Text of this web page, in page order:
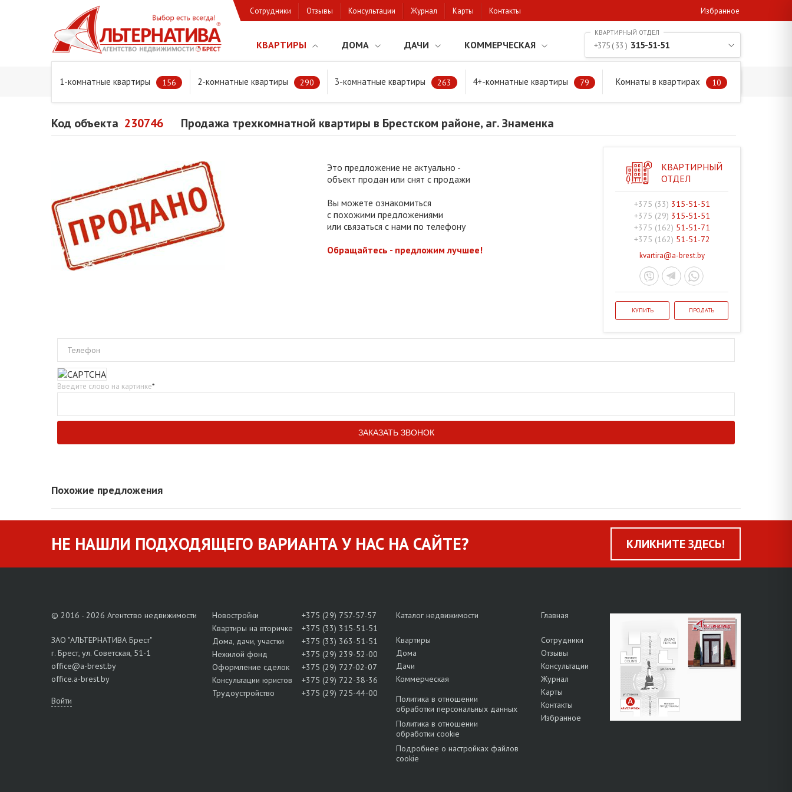
Сотрудники Отзывы Консультации Журнал Карты Контакты Избранное
КВАРТИРЫ ДОМА ДАЧИ КОММЕРЧЕСКАЯ
1-комнатные квартиры 156 2-комнатные квартиры 290 3-комнатные квартиры 263 4+-комнатные квартиры 79 Комнаты в квартирах 10
+375 ( 33 ) 315-51-51
Главная Предложения Квартиры Продажа трехкомнатной квартиры в Брестском районе, аг. Знаменка
Код объекта 230746 Продажа трехкомнатной квартиры в Брестском районе, аг. Знаменка
Это предложение не актуально -
объект продан или снят с продажи
Вы можете ознакомиться
с похожими предложениями
или связаться с нами по телефону
Обращайтесь - предложим лучшее!
КВАРТИРНЫЙ
ОТДЕЛ
+375 (33) 315-51-51
+375 (29) 315-51-51
+375 (162) 51-51-71
+375 (162) 51-51-72
kvartira@a-brest.by
КУПИТЬ ПРОДАТЬ
Телефон
Введите слово на картинке*
Похожие предложения
НЕ НАШЛИ ПОДХОДЯЩЕГО ВАРИАНТА У НАС НА САЙТЕ? КЛИКНИТЕ ЗДЕСЬ!
© 2016 - 2026 Агентство недвижимости
ЗАО "АЛЬТЕРНАТИВА Брест"
г. Брест, ул. Советская, 51-1
office@a-brest.by
office.a-brest.by
Войти
Новостройки
+375 (29) 757-57-57
Квартиры на вторичке
+375 (33) 315-51-51
Дома, дачи, участки
+375 (33) 363-51-51
Нежилой фонд
+375 (29) 239-52-00
Оформление сделок
+375 (29) 727-02-07
Консультации юристов
+375 (29) 722-38-36
Трудоустройство
+375 (29) 725-44-00
Каталог недвижимости
Квартиры
Дома
Дачи
Коммерческая
Политика в отношении
обработки персональных данных
Политика в отношении
обработки cookie
Подробнее о настройках файлов
cookie
Главная
Сотрудники
Отзывы
Консультации
Журнал
Карты
Контакты
Избранное